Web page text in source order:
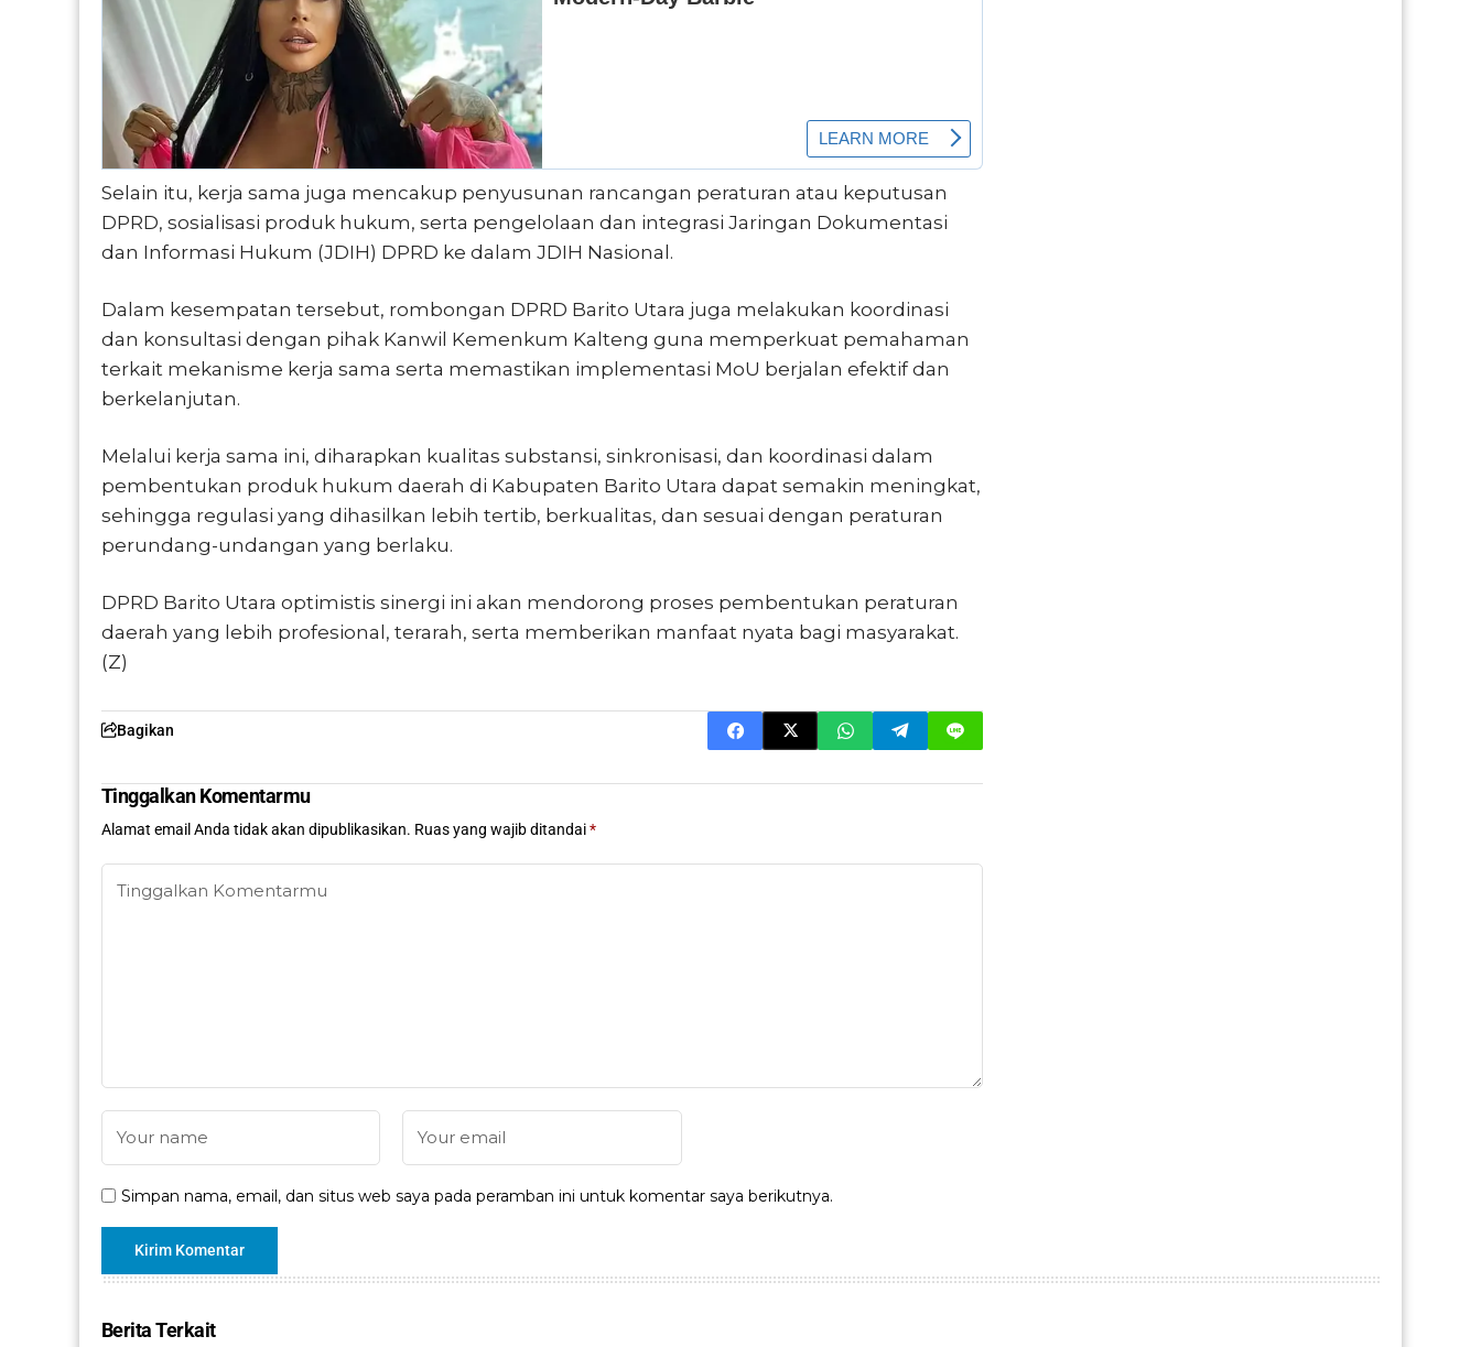
Selain itu, kerja sama juga mencakup penyusunan rancangan peraturan atau keputusan
DPRD, sosialisasi produk hukum, serta pengelolaan dan integrasi Jaringan Dokumentasi
dan Informasi Hukum (JDIH) DPRD ke dalam JDIH Nasional.
Dalam kesempatan tersebut, rombongan DPRD Barito Utara juga melakukan koordinasi
dan konsultasi dengan pihak Kanwil Kemenkum Kalteng guna memperkuat pemahaman
terkait mekanisme kerja sama serta memastikan implementasi MoU berjalan efektif dan
berkelanjutan.
Melalui kerja sama ini, diharapkan kualitas substansi, sinkronisasi, dan koordinasi dalam
pembentukan produk hukum daerah di Kabupaten Barito Utara dapat semakin meningkat,
sehingga regulasi yang dihasilkan lebih tertib, berkualitas, dan sesuai dengan peraturan
perundang-undangan yang berlaku.
DPRD Barito Utara optimistis sinergi ini akan mendorong proses pembentukan peraturan
daerah yang lebih profesional, terarah, serta memberikan manfaat nyata bagi masyarakat.
(Z)
Bagikan
Tinggalkan Komentarmu
Alamat email Anda tidak akan dipublikasikan. Ruas yang wajib ditandai*
Simpan nama, email, dan situs web saya pada peramban ini untuk komentar saya berikutnya.
Berita Terkait